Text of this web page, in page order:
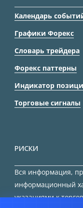
Календарь
Графики Форекс
Словарь трейдера
Форекс паттерны
Индикатор
Торговые сигналы
РИСКИ
Вся информация,
информационный
указаниями к